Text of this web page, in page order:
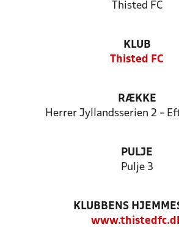
Thisted FC
KLUB
Thisted FC
RÆKKE
Herrer Jyllandsserien 2 -
PULJE
Pulje 3
KLUBBENS